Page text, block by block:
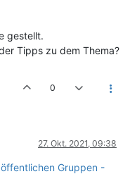
gestellt.
Tipps zu dem Thema?
0
27. Okt. 2021, 09:38
Gruppen -